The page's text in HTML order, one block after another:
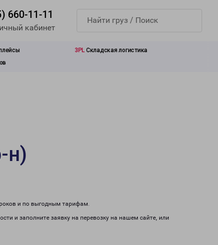
660-11-11
кабинет
3PL Складская логистика
н)
и по выгодным тарифам.
и заполните заявку на перевозку на нашем сайте, или